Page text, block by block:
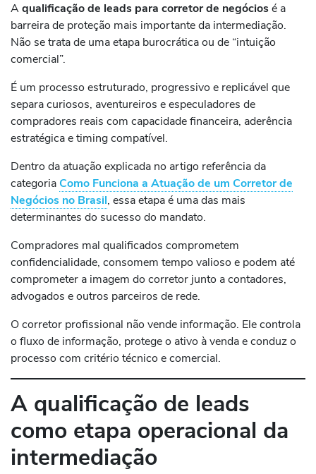
Aqualificação de leads para corretor de negóciosé a
barreira de proteção mais importante da intermediação.
Não se trata de uma etapa burocrática ou de “intuição
comercial”.
É um processo estruturado, progressivo e replicável que
separa curiosos, aventureiros e especuladores de
compradores reais com capacidade financeira, aderência
estratégica e timing compatível.
Dentro da atuação explicada no artigo referência da
categoriaComo Funciona a Atuação de um Corretor de
Negócios no Brasil, essa etapa é uma das mais
determinantes do sucesso do mandato.
Compradores mal qualificados comprometem
confidencialidade, consomem tempo valioso e podem até
comprometer a imagem do corretor junto a contadores,
advogados e outros parceiros de rede.
O corretor profissional não vende informação. Ele controla
o fluxo de informação, protege o ativo à venda e conduz o
processo com critério técnico e comercial.
A qualificação de leads
como etapa operacional da
intermediação